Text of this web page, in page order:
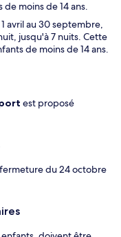
moins de 14 ans.
avril au 30 septembre,
jusqu'à 7 nuits. Cette
de moins de 14 ans.
est proposé
du 24 octobre